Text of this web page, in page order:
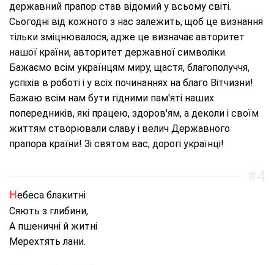
державний прапор став відомий у всьому світі.
Сьогодні від кожного з нас залежить, щоб це визнання
тільки зміцнювалося, адже це визначає авторитет
нашої країни, авторитет державної символіки.
Бажаємо всім українцям миру, щастя, благополуччя,
успіхів в роботі і у всіх починаннях на благо Вітчизни!
Бажаю всім нам бути гідними пам'яті наших
попередників, які працею, здоров'ям, а деколи і своїм
життям створювали славу і велич Державного
прапора країни! Зі святом вас, дорогі українці!
Небеса блакитні
Сяють з глибини,
А пшеничні й житні
Мерехтять лани.
#4